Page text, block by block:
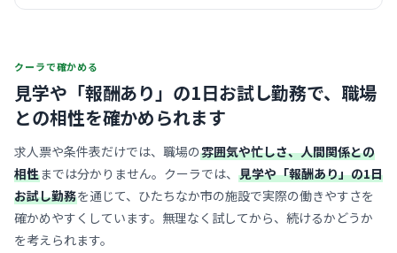
クーラで確かめる
見学や「報酬あり」の1日お試し勤務で、 職場
との相性を確かめられます
求人票や条件表だけでは、職場の雰囲気や忙しさ、人間関係との
相性までは分かりません。クーラでは、 見学や「報酬あり」の1日
お試し勤務を通じて、ひたちなか市の施設で実際の働きやすさを
確かめやすくしています。無理なく試してから、続けるかどうか
を考えられます。